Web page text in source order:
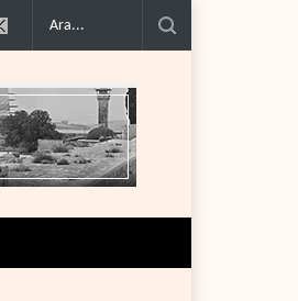
yetkilisinden İsrail'e gizli belge akışı..